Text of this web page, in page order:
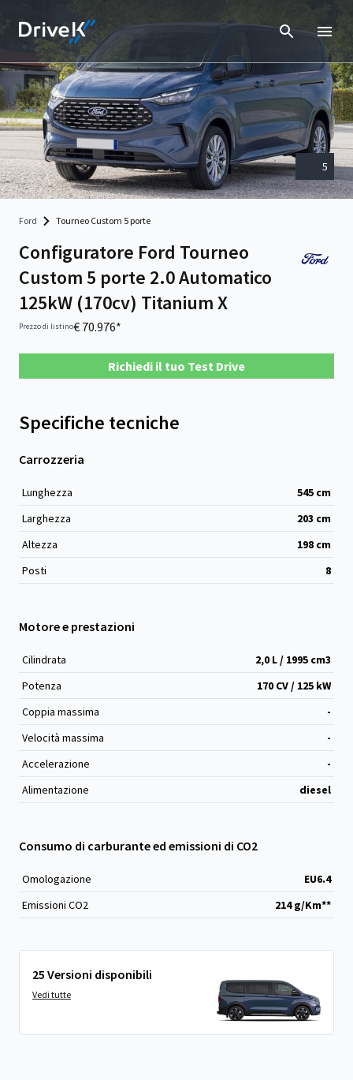
5
Ford Tourneo Custom 5 porte
Configuratore Ford Tourneo
Custom 5 porte 2.0 Automatico
125kW (170cv) Titanium X
Prezzo di listino€ 70.976*
Richiedi il tuo Test Drive
Specifiche tecniche
Carrozzeria
Lunghezza 545 cm
Larghezza
203 cm
Altezza
198 cm
Posti
8
Motore e prestazioni
Cilindrata 2,0 L / 1995 cm3
Potenza
170 CV / 125 kW
Coppia massima
-
Velocità massima
-
Accelerazione
-
Alimentazione
diesel
Consumo di carburante ed emissioni di CO2
Omologazione
EU6.4
Emissioni CO2 214 g/Km**
25 Versioni disponibili
Vedi tutte